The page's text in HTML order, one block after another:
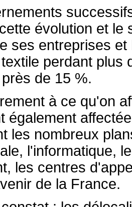
évolution et le
ses entreprises
perdant plus
de 15 %.
à ce qu'on
également
les nombreux
l'informatique,
les centres
de la France.